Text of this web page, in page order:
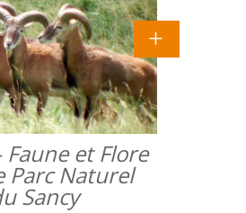
Faune et Flore
Parc Naturel
Sancy